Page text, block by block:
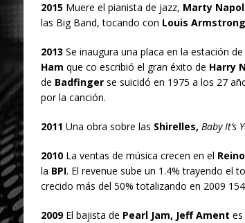
2015Muere el pianista de jazz, Marty
las Big Band, tocando con Louis Armstrong
2013 Se inaugura una placa en la estación
Ham que co escribió el gran éxito de Harry
de Badfingerse suicidó en 1975 a los 27
por la canción.
2011 Una obra sobre las Shirelles, Baby It’s
2010La ventas de música crecen en el
la BPI. El revenue sube un 1.4% trayendo el
crecido más del 50% totalizando en 2009
2009El bajista de Pearl Jam, Jeff Ament